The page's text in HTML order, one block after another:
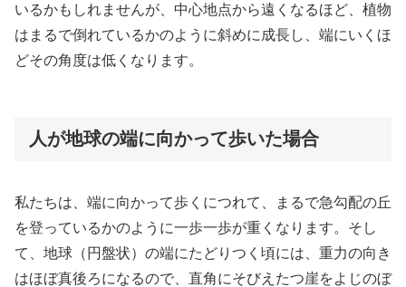
いるかもしれませんが、中心地点から遠くなるほど、植物
はまるで倒れているかのように斜めに成長し、端にいくほ
どその角度は低くなります。
人が地球の端に向かって歩いた場合
私たちは、端に向かって歩くにつれて、まるで急勾配の丘
を登っているかのように一歩一歩が重くなります。そし
て、地球（円盤状）の端にたどりつく頃には、重力の向き
はほぼ真後ろになるので、直角にそびえたつ崖をよじのぼ